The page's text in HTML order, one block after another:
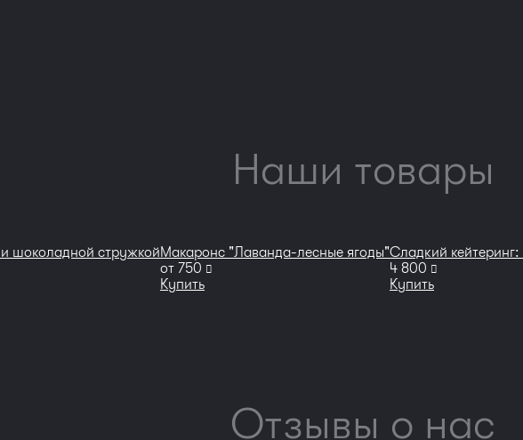
Наши товары
шоколадной стружкойМакаронс "Лаванда-лесные ягоды"
от 750 руб
Купить
Сладкий
4 800 руб
Купить
Отзывы о нас